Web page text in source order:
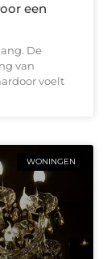
een
De
van
voelt
WONINGEN